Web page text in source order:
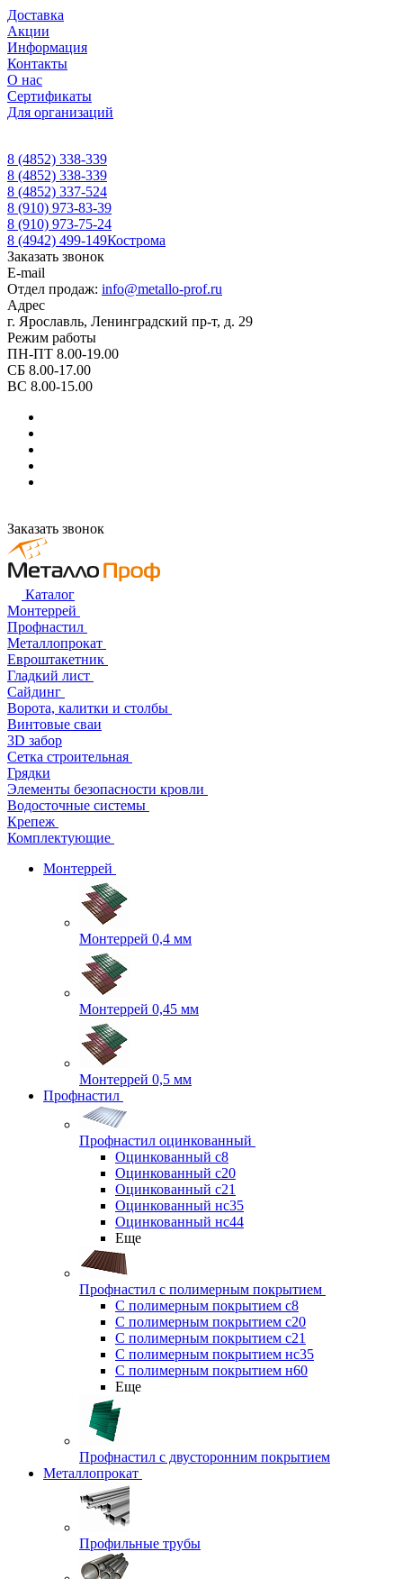
Доставка
Акции
Информация
Контакты
О нас
Сертификаты
Для организаций
8 (4852) 338-339
8 (4852) 338-339
8 (4852) 337-524
8 (910) 973-83-39
8 (910) 973-75-24
8 (4942) 499-149Кострома
Заказать звонок
E-mail
Отдел продаж: info@metallo-prof.ru
Адрес
г. Ярославль, Ленинградский пр-т, д. 29
Режим работы
ПН-ПТ 8.00-19.00
СБ 8.00-17.00
ВС 8.00-15.00
Заказать звонок
Каталог
Монтеррей
Профнастил
Металлопрокат
Евроштакетник
Гладкий лист
Сайдинг
Ворота, калитки и столбы
Винтовые сваи
3D забор
Сетка строительная
Грядки
Элементы безопасности кровли
Водосточные системы
Крепеж
Комплектующие
Монтеррей
Монтеррей 0,4 мм
Монтеррей 0,45 мм
Монтеррей 0,5 мм
Профнастил
Профнастил оцинкованный
Оцинкованный с8
Оцинкованный с20
Оцинкованный с21
Оцинкованный нс35
Оцинкованный нс44
Еще
Профнастил с полимерным покрытием
С полимерным покрытием с8
С полимерным покрытием с20
С полимерным покрытием с21
С полимерным покрытием нс35
С полимерным покрытием н60
Еще
Профнастил с двусторонним покрытием
Металлопрокат
Профильные трубы